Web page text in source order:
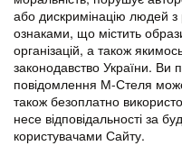
або дискримінацію людей з
ознаками, що містить
організацій, а також
законодавство України.
повідомлення М-Стеля
також безоплатно
несе відповідальності за
користувачами Сайту.